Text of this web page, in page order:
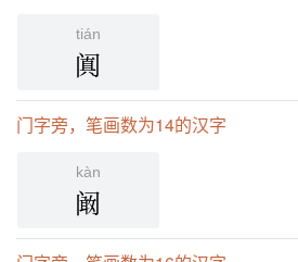
tián
阗
门字旁，笔画数为14的汉字
kàn
阚